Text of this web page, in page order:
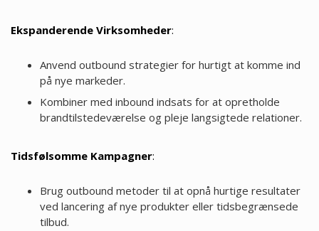
Ekspanderende Virksomheder:
Anvend outbound strategier for hurtigt at komme ind
på nye markeder.
Kombiner med inbound indsats for at opretholde
brandtilstedeværelse og pleje langsigtede relationer.
Tidsfølsomme Kampagner:
Brug outbound metoder til at opnå hurtige resultater
ved lancering af nye produkter eller tidsbegrænsede
tilbud.